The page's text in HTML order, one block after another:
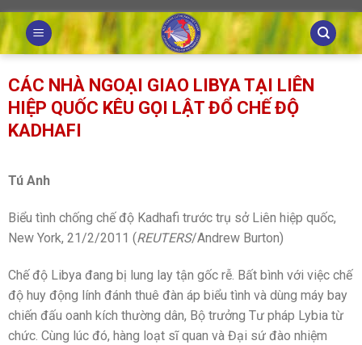
Skip
to
content
CÁC NHÀ NGOẠI GIAO LIBYA TẠI LIÊN
HIỆP QUỐC KÊU GỌI LẬT ĐỔ CHẾ ĐỘ
KADHAFI
Tú Anh
Biểu tình chống chế độ Kadhafi trước trụ sở Liên hiệp quốc,
New York, 21/2/2011 (REUTERS/Andrew Burton)
Chế độ Libya đang bị lung lay tận gốc rễ. Bất bình với việc chế
độ huy động lính đánh thuê đàn áp biểu tình và dùng máy bay
chiến đấu oanh kích thường dân, Bộ trưởng Tư pháp Lybia từ
chức. Cùng lúc đó, hàng loạt sĩ quan và Đại sứ đào nhiệm